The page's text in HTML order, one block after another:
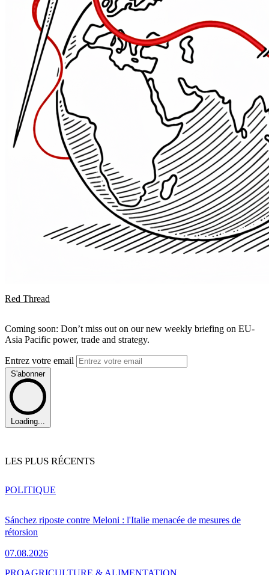
Red Thread
Coming soon: Don’t miss out on our new weekly briefing on EU-
Asia Pacific power, trade and strategy.
Entrez votre email
S'abonner
Loading...
LES PLUS RÉCENTS
Sánchez riposte contre Meloni : l'Italie menacée de mesures de
rétorsion
07.08.2026
POLITIQUE